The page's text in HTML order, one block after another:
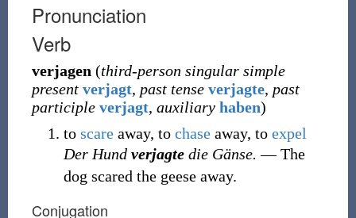
Pronunciation
Verb
verjagen (third-person singular simple
present verjagt, past tense verjagte, past
participle verjagt, auxiliary haben)
to scareaway, to chaseaway, to expel
Der Hund verjagtedie Gänse. ― The
dog scared the geese away.
Conjugation